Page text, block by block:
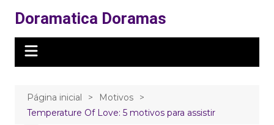
para
conteúdo
Doramatica Doramas
Página inicial
Motivos
Temperature Of Love: 5 motivos para assistir